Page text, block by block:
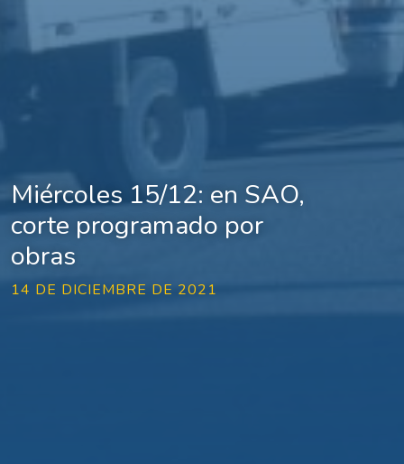
Miércoles 15/12: en SAO,
corte programado por
obras
14 DE DICIEMBRE DE 2021